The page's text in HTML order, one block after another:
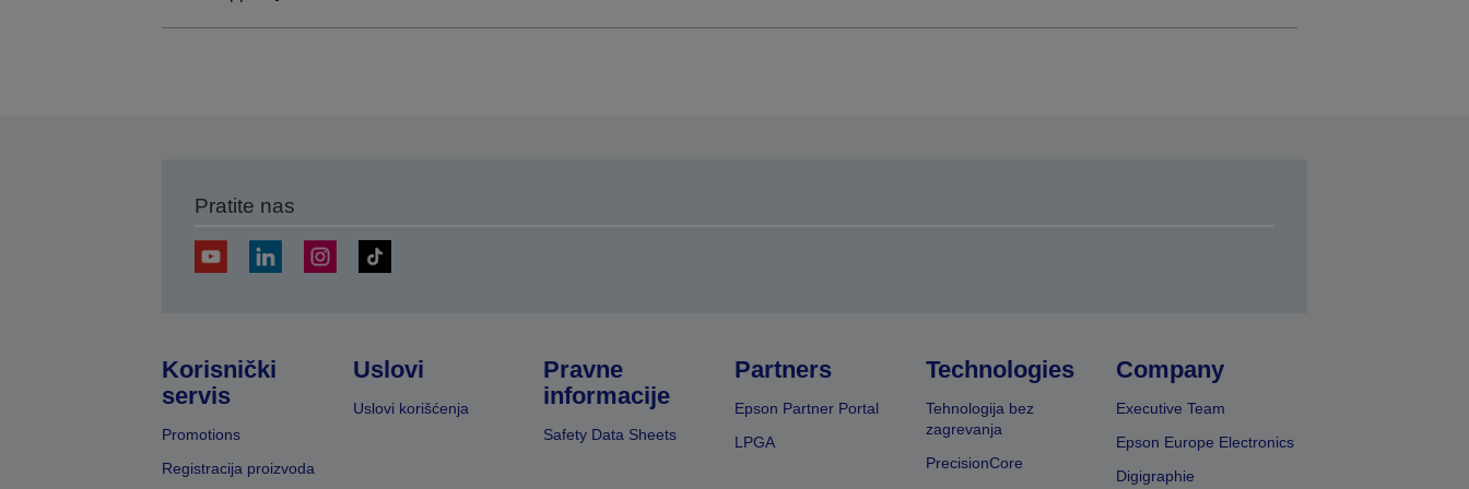
Pratite nas
Korisnički
servis
Promotions
Registracija proizvoda
Uslovi
Uslovi korišćenja
Pravne
informacije
Safety Data Sheets
Partners
Epson Partner Portal
LPGA
Technologies
Tehnologija bez
zagrevanja
PrecisionCore
Company
Executive Team
Epson Europe Electronics
Digigraphie